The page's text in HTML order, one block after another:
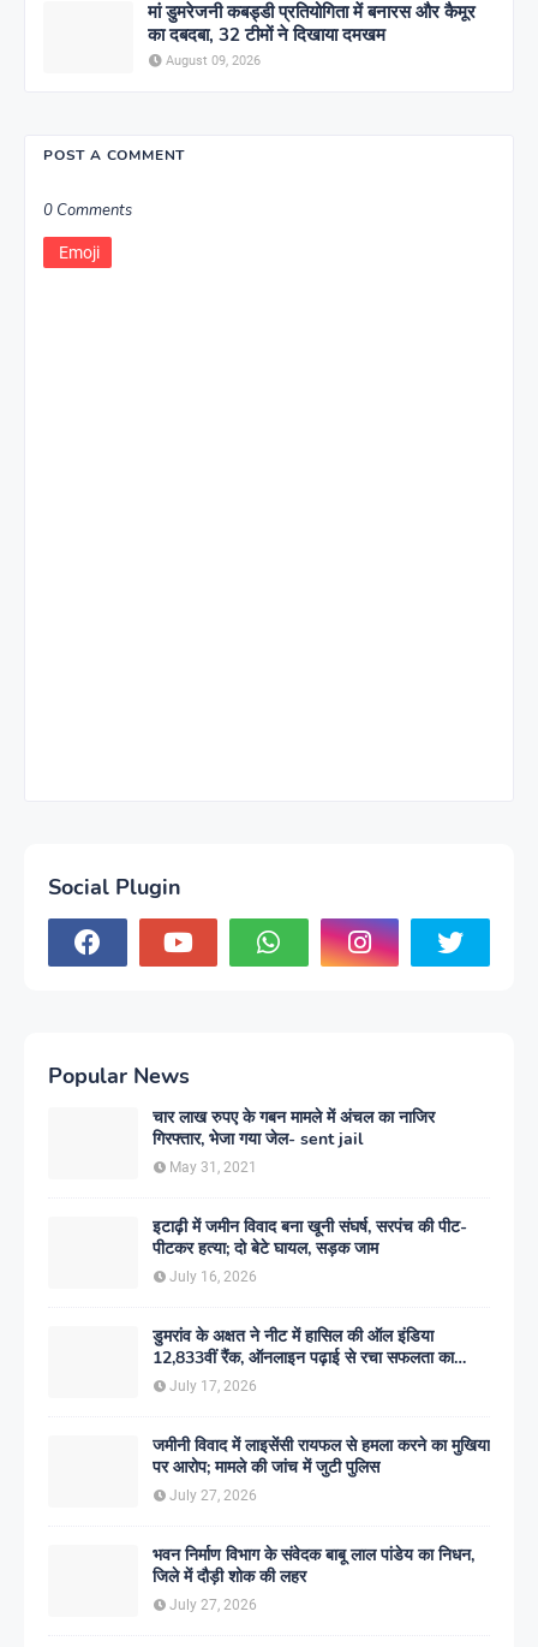
मां डुमरेजनी कबड्डी प्रतियोगिता में बनारस और कैमूर
का दबदबा, 32 टीमों ने दिखाया दमखम
August 09, 2026
POST A COMMENT
0 Comments
Emoji
Social Plugin
Popular News
चार लाख रुपए के गबन मामले में अंचल का नाजिर
गिरफ्तार, भेजा गया जेल- sent jail
May 31, 2021
इटाढ़ी में जमीन विवाद बना खूनी संघर्ष, सरपंच की पीट-
पीटकर हत्या; दो बेटे घायल, सड़क जाम
July 16, 2026
डुमरांव के अक्षत ने नीट में हासिल की ऑल इंडिया
12,833वीं रैंक, ऑनलाइन पढ़ाई से रचा सफलता का
इतिहास
July 17, 2026
जमीनी विवाद में लाइसेंसी रायफल से हमला करने का मुखिया
पर आरोप; मामले की जांच में जुटी पुलिस
July 27, 2026
भवन निर्माण विभाग के संवेदक बाबू लाल पांडेय का निधन,
जिले में दौड़ी शोक की लहर
July 27, 2026